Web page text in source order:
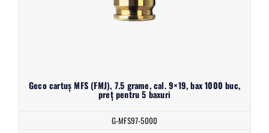
Geco cartuș MFS (FMJ), 7.5 grame, cal. 9×19, bax 1000 buc,
preț pentru 5 baxuri
G-MFS97-5000